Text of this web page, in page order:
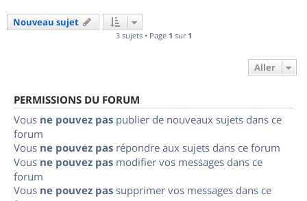
Nouveau sujet
3 sujets • Page 1 sur 1
Aller
PERMISSIONS DU FORUM
Vous ne pouvez pas publier de nouveaux sujets dans ce
forum
Vous ne pouvez pas répondre aux sujets dans ce forum
Vous ne pouvez pas modifier vos messages dans ce
forum
Vous ne pouvez pas supprimer vos messages dans ce